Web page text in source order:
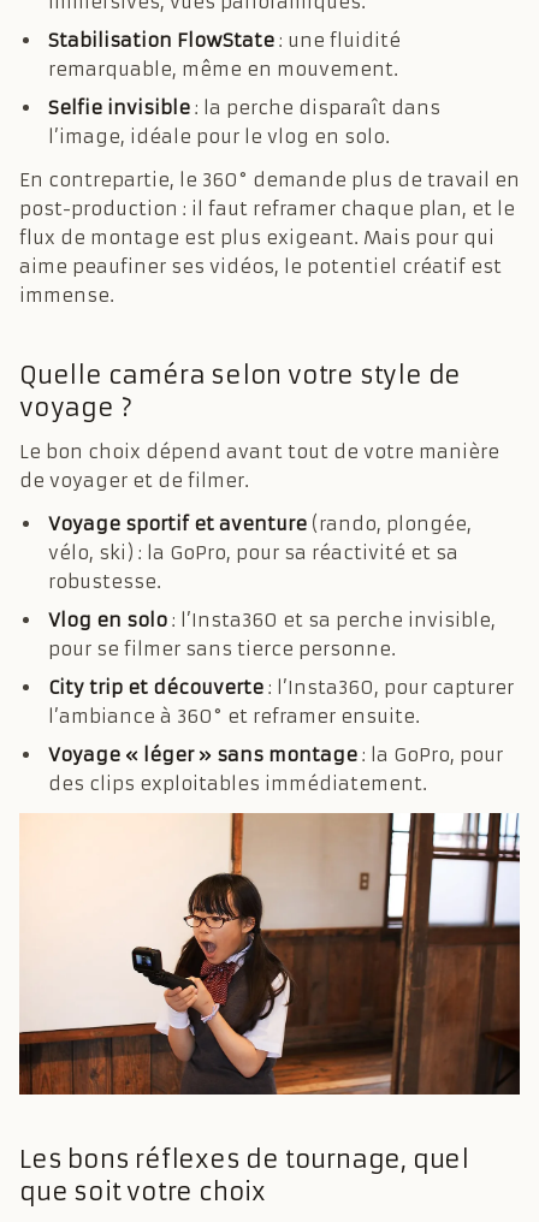
Stabilisation FlowState : une fluidité
remarquable, même en mouvement.
Selfie invisible : la perche disparaît dans
l’image, idéale pour le vlog en solo.
En contrepartie, le 360° demande plus de travail en
post-production : il faut reframer chaque plan, et le
flux de montage est plus exigeant. Mais pour qui
aime peaufiner ses vidéos, le potentiel créatif est
immense.
Quelle caméra selon votre style de
voyage ?
Le bon choix dépend avant tout de votre manière
de voyager et de filmer.
Voyage sportif et aventure (rando, plongée,
vélo, ski) : la GoPro, pour sa réactivité et sa
robustesse.
Vlog en solo : l’Insta360 et sa perche invisible,
pour se filmer sans tierce personne.
City trip et découverte : l’Insta360, pour capturer
l’ambiance à 360° et reframer ensuite.
Voyage « léger » sans montage : la GoPro, pour
des clips exploitables immédiatement.
Les bons réflexes de tournage, quel
que soit votre choix